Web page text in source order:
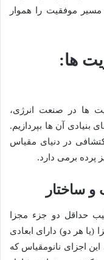
موفقیت را هموار
ها:
ها در صنعت انرژی،
آن ها بپردازیم.
در دنیای مقیاس
پرده برمی دارد.
ساختار
حداقل دو جزء مجزا
(یا هر دو) دارای ابعادی
نانومتر) است. این اجزای نانومقیاس که